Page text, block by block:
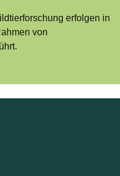
erfolgen in
von